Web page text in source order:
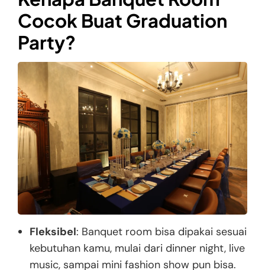
Cocok Buat Graduation
Party?
Fleksibel: Banquet room bisa dipakai sesuai
kebutuhan kamu, mulai dari dinner night, live
music, sampai mini fashion show pun bisa.